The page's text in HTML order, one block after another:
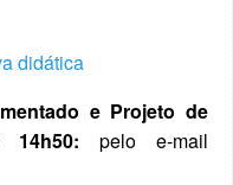
didática
e Projeto de
14h50: pelo e-mail